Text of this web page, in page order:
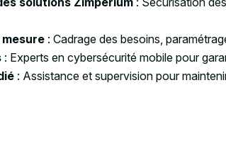
: Cadrage des besoins,
: Experts en cybersécurité mobile pour
: Assistance et supervision pour